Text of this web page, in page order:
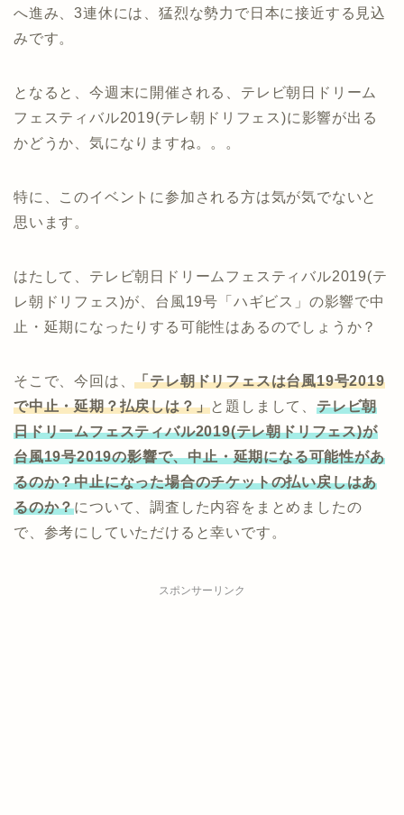
へ進み、3連休には、猛烈な勢力で日本に接近する見込
みです。
となると、今週末に開催される、テレビ朝日ドリーム
フェスティバル2019(テレ朝ドリフェス)に影響が出る
かどうか、気になりますね。。。
特に、このイベントに参加される方は気が気でないと
思います。
はたして、テレビ朝日ドリームフェスティバル2019(テ
レ朝ドリフェス)が、台風19号「ハギビス」の影響で中
止・延期になったりする可能性はあるのでしょうか？
そこで、今回は、「テレ朝ドリフェスは台風19号2019
で中止・延期？払戻しは？」と題しまして、テレビ朝
日ドリームフェスティバル2019(テレ朝ドリフェス)が
台風19号2019の影響で、中止・延期になる可能性があ
るのか？中止になった場合のチケットの払い戻しはあ
るのか？について、調査した内容をまとめましたの
で、参考にしていただけると幸いです。
スポンサーリンク